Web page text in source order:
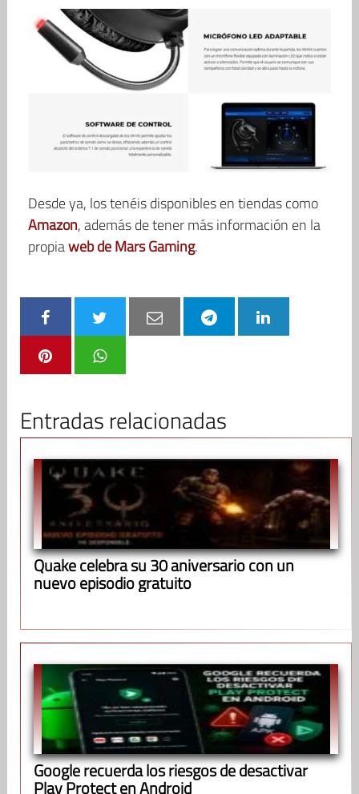
Desde ya, los tenéis disponibles en tiendas como
Amazon, además de tener más información en la
propiaweb de Mars Gaming.
Entradas relacionadas
Quake celebra su 30 aniversario con un
nuevo episodio gratuito
Google recuerda los riesgos de desactivar
Play Protect en Android